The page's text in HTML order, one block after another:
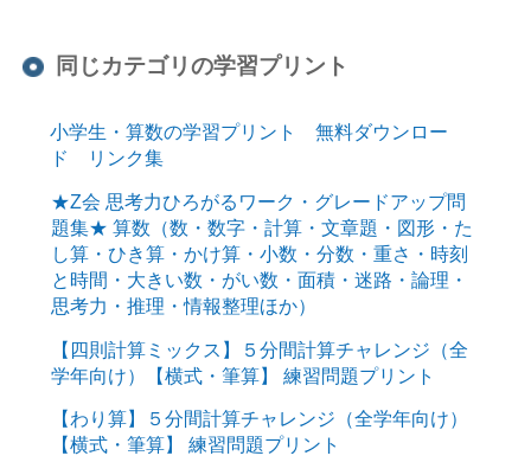
同じカテゴリの学習プリント
小学生・算数の学習プリント 無料ダウンロー
ド リンク集
★Z会 思考力ひろがるワーク・グレードアップ問
題集★ 算数（数・数字・計算・文章題・図形・た
し算・ひき算・かけ算・小数・分数・重さ・時刻
と時間・大きい数・がい数・面積・迷路・論理・
思考力・推理・情報整理ほか）
【四則計算ミックス】５分間計算チャレンジ（全
学年向け）【横式・筆算】 練習問題プリント
【わり算】５分間計算チャレンジ（全学年向け）
【横式・筆算】 練習問題プリント